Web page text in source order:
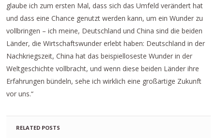
glaube ich zum ersten Mal, dass sich das Umfeld verändert hat
und dass eine Chance genutzt werden kann, um ein Wunder zu
vollbringen – ich meine, Deutschland und China sind die beiden
Länder, die Wirtschaftswunder erlebt haben: Deutschland in der
Nachkriegszeit, China hat das beispielloseste Wunder in der
Weltgeschichte vollbracht, und wenn diese beiden Länder ihre
Erfahrungen bündeln, sehe ich wirklich eine großartige Zukunft
vor uns.“
RELATED POSTS